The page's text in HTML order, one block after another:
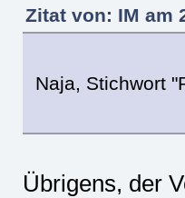
Zitat von: IM am
Naja, Stichwort
Übrigens, der